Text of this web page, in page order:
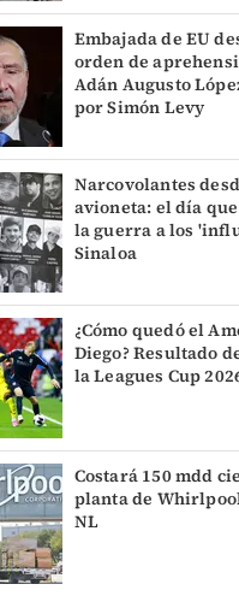
Embajada de EU
orden de
Adán Augusto
por Simón Levy
Narcovolantes
avioneta: el día
la guerra a los
Sinaloa
¿Cómo quedó el
Diego? Resultado
la Leagues Cup
Costará 150 mdd
planta de
NL